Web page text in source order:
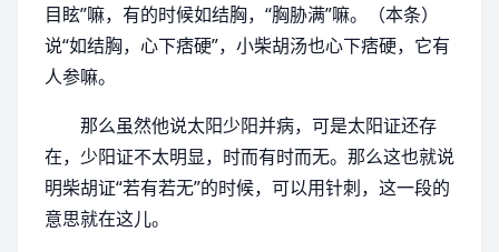
目眩”嘛，有的时候如结胸，“胸胁满”嘛。（本条）
说“如结胸，心下痞硬”，小柴胡汤也心下痞硬，它有
人参嘛。
那么虽然他说太阳少阳并病，可是太阳证还存
在，少阳证不太明显，时而有时而无。那么这也就说
明柴胡证“若有若无”的时候，可以用针刺，这一段的
意思就在这儿。